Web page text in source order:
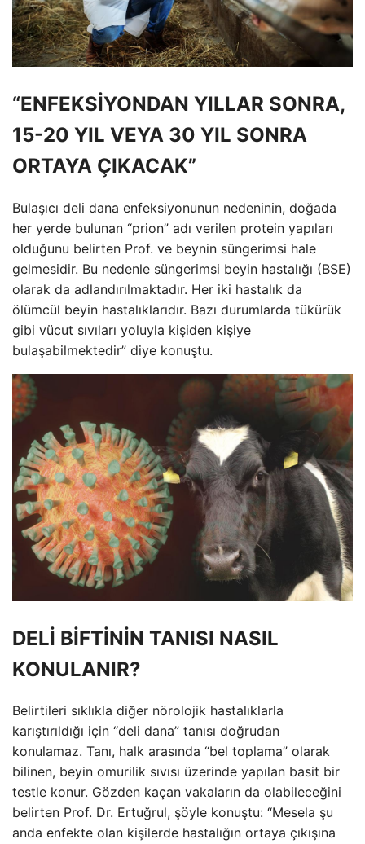
“ENFEKSİYONDAN YILLAR SONRA,
15-20 YIL VEYA 30 YIL SONRA
ORTAYA ÇIKACAK”
Bulaşıcı deli dana enfeksiyonunun nedeninin, doğada
her yerde bulunan “prion” adı verilen protein yapıları
olduğunu belirten Prof. ve beynin süngerimsi hale
gelmesidir. Bu nedenle süngerimsi beyin hastalığı (BSE)
olarak da adlandırılmaktadır. Her iki hastalık da
ölümcül beyin hastalıklarıdır. Bazı durumlarda tükürük
gibi vücut sıvıları yoluyla kişiden kişiye
bulaşabilmektedir” diye konuştu.
DELİ BİFTİNİN TANISI NASIL
KONULANIR?
Belirtileri sıklıkla diğer nörolojik hastalıklarla
karıştırıldığı için “deli dana” tanısı doğrudan
konulamaz. Tanı, halk arasında “bel toplama” olarak
bilinen, beyin omurilik sıvısı üzerinde yapılan basit bir
testle konur. Gözden kaçan vakaların da olabileceğini
belirten Prof. Dr. Ertuğrul, şöyle konuştu: “Mesela şu
anda enfekte olan kişilerde hastalığın ortaya çıkışına